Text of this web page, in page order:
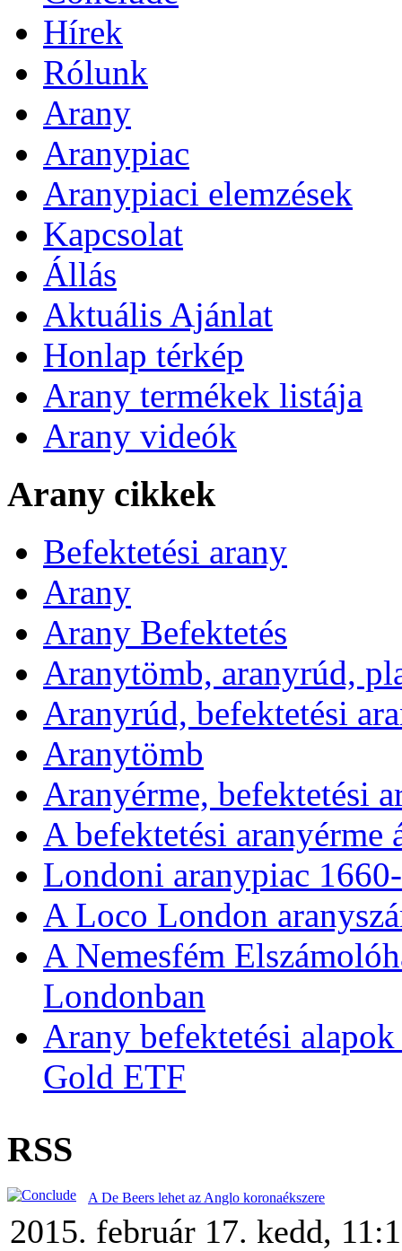
Hírek
Rólunk
Arany
Aranypiac
Aranypiaci elemzések
Kapcsolat
Állás
Aktuális Ajánlat
Honlap térkép
Arany termékek listája
Arany videók
Arany cikkek
Befektetési arany
Arany
Arany Befektetés
Aranytömb, aranyrúd,
Aranyrúd, befektetési
Aranytömb
Aranyérme, befektetési
A befektetési
Londoni aranypiac
A Loco London
A Nemesfém
Londonban
Arany befektetési
Gold ETF
RSS
A De Beers lehet az Anglo koronaékszere
2015. február 17. kedd,